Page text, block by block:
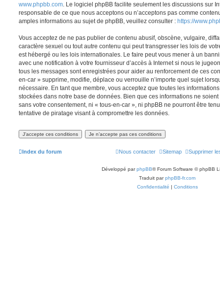
www.phpbb.com. Le logiciel phpBB facilite seulement les discussions sur
responsable de ce que nous acceptons ou n’acceptons pas comme
amples informations au sujet de phpBB, veuillez consulter : https://
Vous acceptez de ne pas publier de contenu abusif, obscène, vulgaire,
caractère sexuel ou tout autre contenu qui peut transgresser les lois de
est hébergé ou les lois internationales. Le faire peut vous mener à un
avec une notification à votre fournisseur d’accès à Internet si nous le
tous les messages sont enregistrées pour aider au renforcement de ces
en-car » supprime, modifie, déplace ou verrouille n’importe quel sujet
nécessaire. En tant que membre, vous acceptez que toutes les
stockées dans notre base de données. Bien que ces informations ne
sans votre consentement, ni « tous-en-car », ni phpBB ne pourront être
tentative de piratage visant à compromettre les données.
Index du forum Supprimer
Sitemap
Nous contacter
Développé parphpBB® Forum Software © phpBB
Traduit parphpBB-fr.com
Confidentialité | Conditions